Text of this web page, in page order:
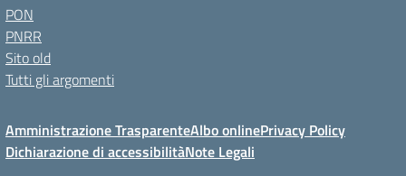
PON
PNRR
Sito old
Tutti gli argomenti
Amministrazione TrasparenteAlbo onlinePrivacy Policy
Dichiarazione di accessibilitàNote Legali